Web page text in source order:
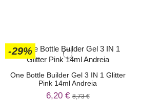
-29%
One Bottle Builder Gel 3 IN 1 Glitter
Pink 14ml Andreia
6,20 €8,73 €